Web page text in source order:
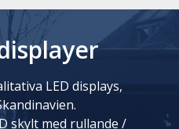
LED displays,
skylt med rullande /